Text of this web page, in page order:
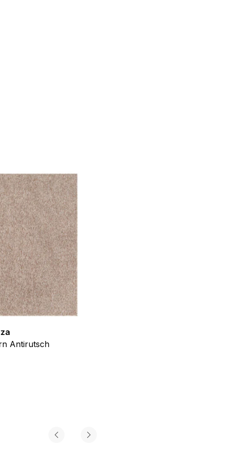
Antirutsch
Medien anbieten zu
unserer
diese Informationen
Nutzung der
ändern, wie die
der Sie sich befinden.
Website verhalten,
ist es, Anzeigen
für Herausgeber und
zugeordnet wurden.